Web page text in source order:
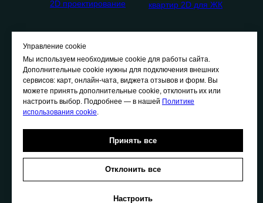
2D проектирование
квартир 2D для ЖК
Политика использования cookie
О нас
Портфолио
Управление cookie
Мы используем необходимые cookie для работы сайта.
Дополнительные cookie нужны для подключения внешних
сервисов: карт, онлайн-чата, виджета отзывов и форм. Вы
можете принять дополнительные cookie, отклонить их или
настроить выбор. Подробнее — в нашей Политике
использования cookie
Принять все
Отклонить все
Настроить